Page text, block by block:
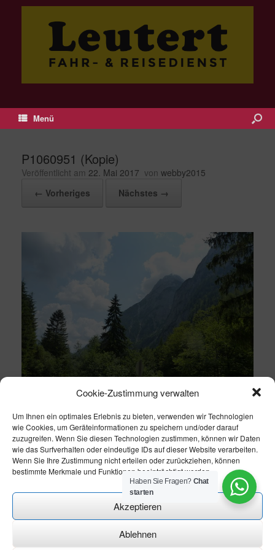
Cookie-Zustimmung verwalten
Um Ihnen ein optimales Erlebnis zu bieten, verwenden wir Technologien
wie Cookies, um Geräteinformationen zu speichern und/oder darauf
zuzugreifen. Wenn Sie diesen Technologien zustimmen, können wir Daten
wie das Surfverhalten oder eindeutige IDs auf dieser Website verarbeiten.
Wenn Sie Ihre Zustimmung nicht erteilen oder zurückziehen, können
bestimmte Merkmale und Funktionen beeinträchtigt werden.
Akzeptieren
Ablehnen
Menü
P1060951 (Kopie)
Veröffentlicht am 22. Mai 2017 von webby2015
← Vorheriges
Nächstes →
CN-Homepageservice
Haben Sie Fragen? Chat
starten